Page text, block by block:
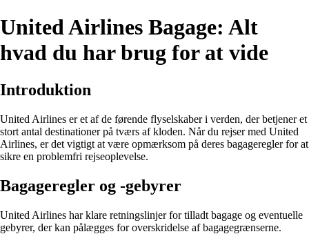
United Airlines Bagage: Alt
hvad du har brug for at vide
Introduktion
United Airlines er et af de førende flyselskaber i verden, der betjener et
stort antal destinationer på tværs af kloden. Når du rejser med United
Airlines, er det vigtigt at være opmærksom på deres bagageregler for at
sikre en problemfri rejseoplevelse.
Bagageregler og -gebyrer
United Airlines har klare retningslinjer for tilladt bagage og eventuelle
gebyrer, der kan pålægges for overskridelse af bagagegrænserne.